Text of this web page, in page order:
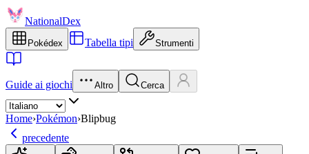
NationalDex
Pokédex Tabella tipi Strumenti
Guide ai giochi Altro Cerca
Home›Pokémon›Blipbug
precedente